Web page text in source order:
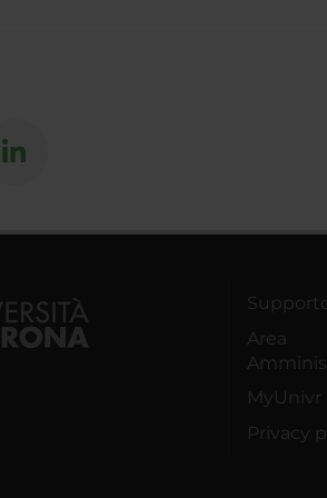
Area
MyUnivr
Privacy